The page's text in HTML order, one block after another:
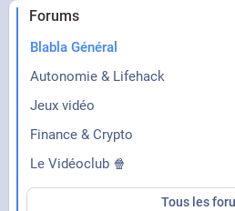
Forums
Blabla Général
Autonomie & Lifehack
Jeux vidéo
Finance & Crypto
Le Vidéoclub 🍿
Tous les